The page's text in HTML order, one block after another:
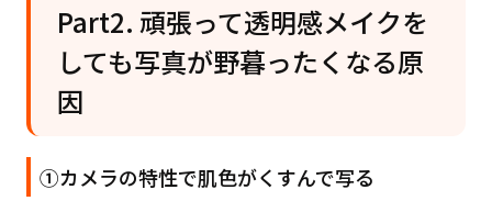
Part2. 頑張って透明感メイクを
しても写真が野暮ったくなる原
因
①カメラの特性で肌色がくすんで写る